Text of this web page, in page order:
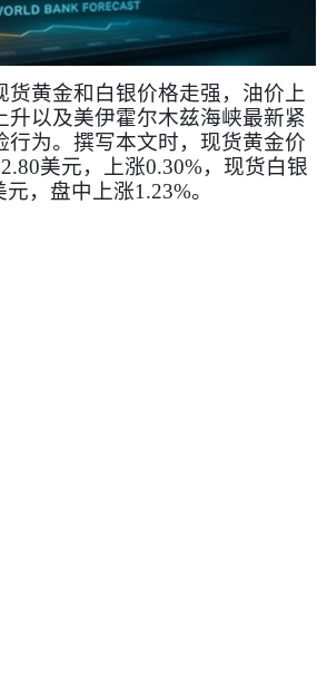
货黄金和白银价格走强，油价上
升以及美伊霍尔木兹海峡最新紧
行为。撰写本文时，现货黄金价
美元，上涨0.30%，现货白银
元，盘中上涨1.23%。